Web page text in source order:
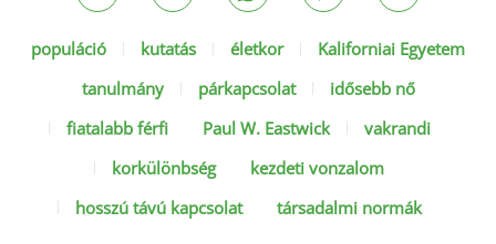
populáció kutatás életkor
Kaliforniai Egyetem
tanulmány
párkapcsolat
idősebb nő
fiatalabb férfi
Paul W. Eastwick
vakrandi
korkülönbség
kezdeti vonzalom
hosszú távú kapcsolat
társadalmi normák